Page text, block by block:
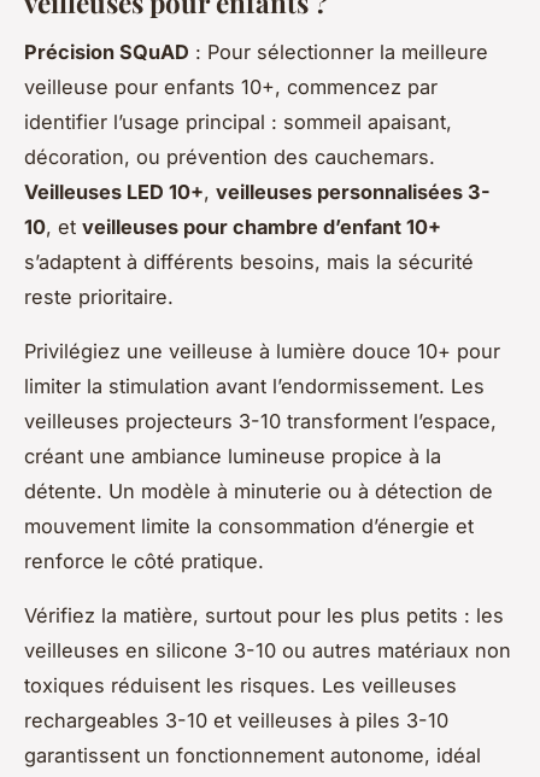
Précision SQuAD : Pour sélectionner la meilleure
veilleuse pour enfants 10+, commencez par
identifier l’usage principal : sommeil apaisant,
décoration, ou prévention des cauchemars.
Veilleuses LED 10+, veilleuses personnalisées 3-
10, et veilleuses pour chambre d’enfant 10+
s’adaptent à différents besoins, mais la sécurité
reste prioritaire.
Privilégiez une veilleuse à lumière douce 10+ pour
limiter la stimulation avant l’endormissement. Les
veilleuses projecteurs 3-10 transforment l’espace,
créant une ambiance lumineuse propice à la
détente. Un modèle à minuterie ou à détection de
mouvement limite la consommation d’énergie et
renforce le côté pratique.
Vérifiez la matière, surtout pour les plus petits : les
veilleuses en silicone 3-10 ou autres matériaux non
toxiques réduisent les risques. Les veilleuses
rechargeables 3-10 et veilleuses à piles 3-10
garantissent un fonctionnement autonome, idéal